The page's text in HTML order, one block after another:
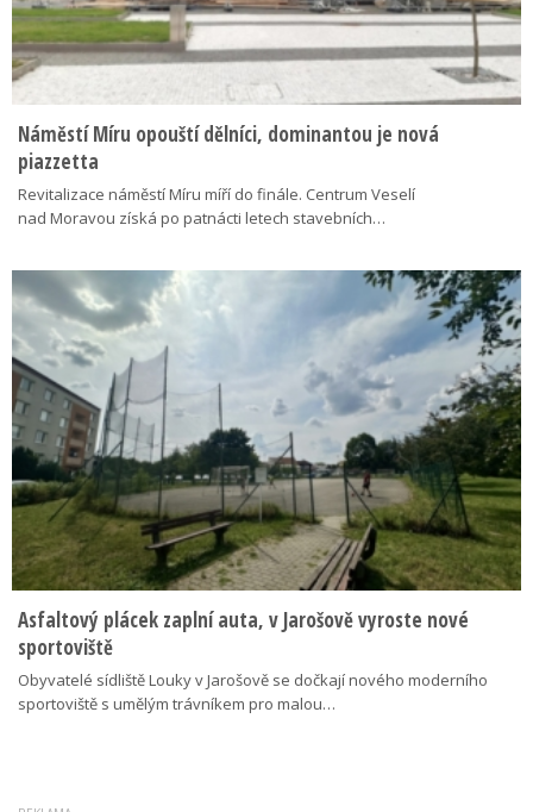
Náměstí Míru opouští dělníci, dominantou je nová
piazzetta
Revitalizace náměstí Míru míří do finále. Centrum Veselí
nad Moravou získá po patnácti letech stavebních…
Asfaltový plácek zaplní auta, v Jarošově vyroste nové
sportoviště
Obyvatelé sídliště Louky v Jarošově se dočkají nového moderního
sportoviště s umělým trávníkem pro malou…